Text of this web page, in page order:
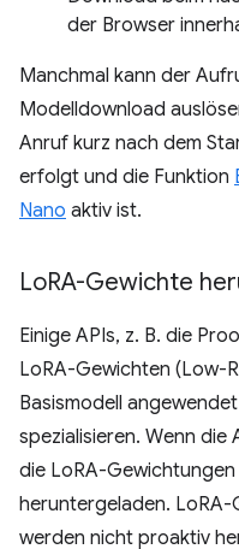
der Browser
Manchmal kann der
Modelldownload
Anruf kurz nach dem
erfolgt und die Funktion
Nano aktiv ist.
LoRA-Gewichte
Einige APIs, z. B. die
LoRA-Gewichten (Low-
Basismodell
spezialisieren. Wenn die
die LoRA-Gewichtungen
heruntergeladen.
werden nicht proaktiv